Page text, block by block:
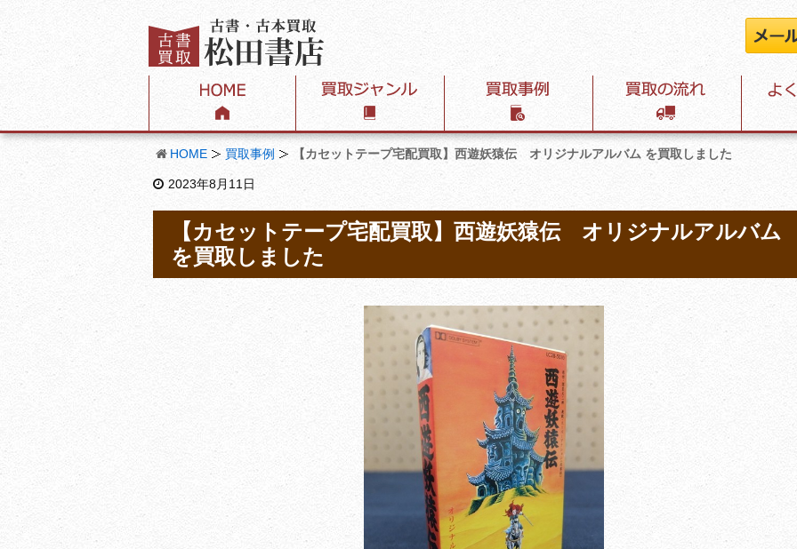
HOME 買取事例 【カセットテープ宅配買取】西遊妖猿伝 オリジナルアルバム を買取しました
2023年8月11日
【カセットテープ宅配買取】西遊妖猿伝 オリジナルアルバム
を買取しました